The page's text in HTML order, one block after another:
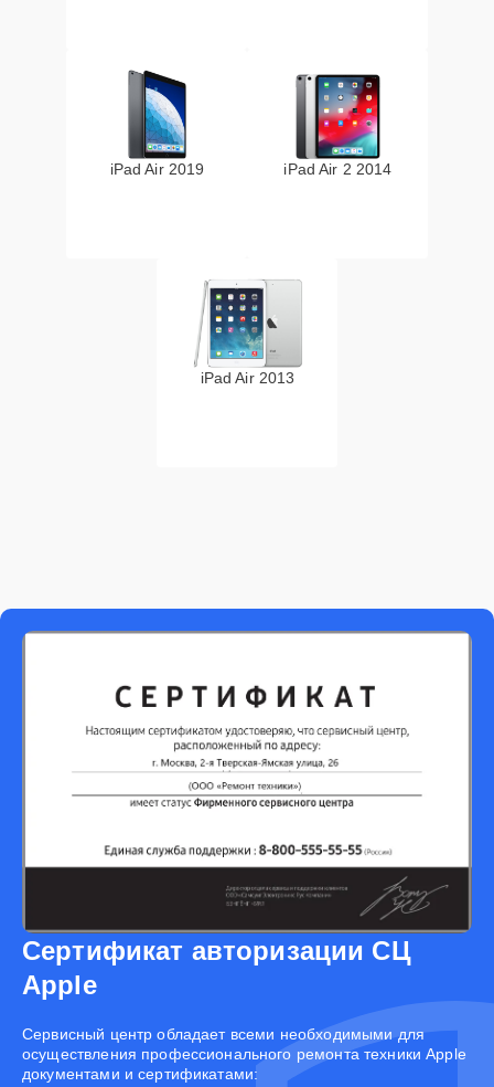
iPad Air 2019 iPad Air 2 2014
iPad Air 2013
Сертификат авторизации СЦ
Apple
Cервисный центр обладает всеми необходимыми для
осуществления профессионального ремонта техники Apple
документами и сертификатами: